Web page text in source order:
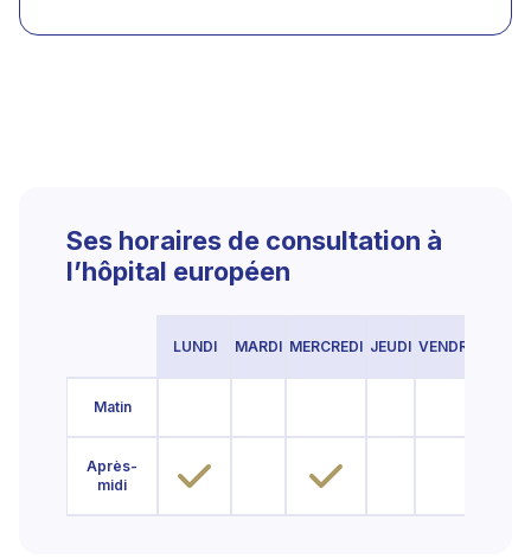
Ses horaires de consultation à
l’hôpital européen
LUNDI MARDI MERCREDI JEUDI VENDREDI
Matin
Après-
midi